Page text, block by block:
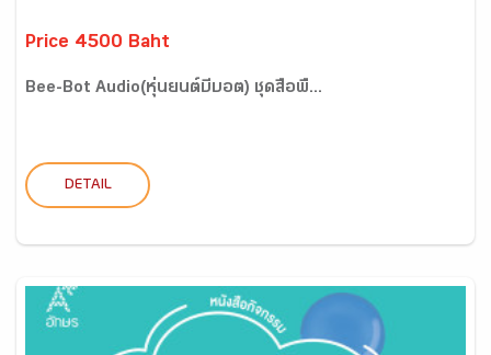
Price 4500 Baht
Bee-Bot Audio(หุ่นยนต์บีบอต) ชุดสื่อพื้...
DETAIL